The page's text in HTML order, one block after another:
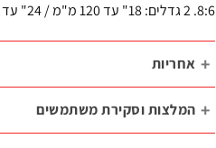
8:6. 2 גדלים: 18" עד 120 מ"מ / 24" עד 195 מ"מ.
אחריות
המלצות וסקירת משתמשים